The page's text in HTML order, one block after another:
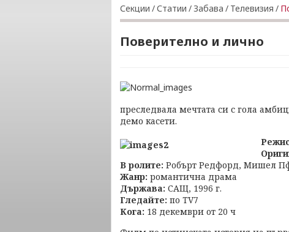
Секции /Статии / Забава / Телевизия /
Поверително и лично
преследвала мечтата си с гола
демо касети.
В ролите: Робърт Редфорд, Мишел
Жанр: романтична драма
Държава: САЩ, 1996 г.
Гледайте: по TV7
Кога: 18 декември от 20 ч